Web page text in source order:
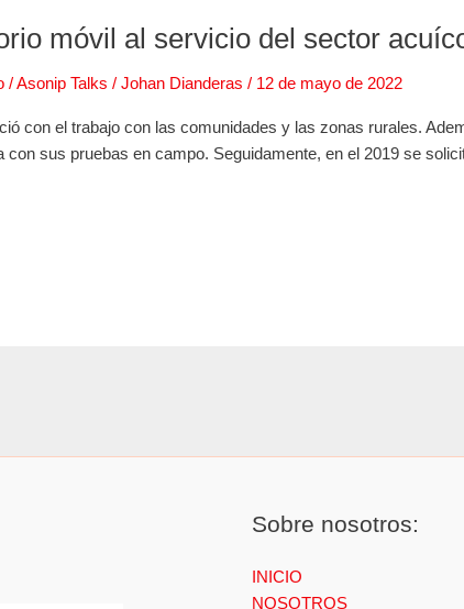
móvil al servicio del sector
/Asonip Talks / Johan Dianderas / 12 de mayo de 2022
con el trabajo con las comunidades y las zonas rurales.
con sus pruebas en campo. Seguidamente, en el 2019 se
Sobre nosotros:
INICIO
NOSOTROS